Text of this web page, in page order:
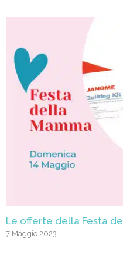
Le offerte della Festa
7 Maggio 2023